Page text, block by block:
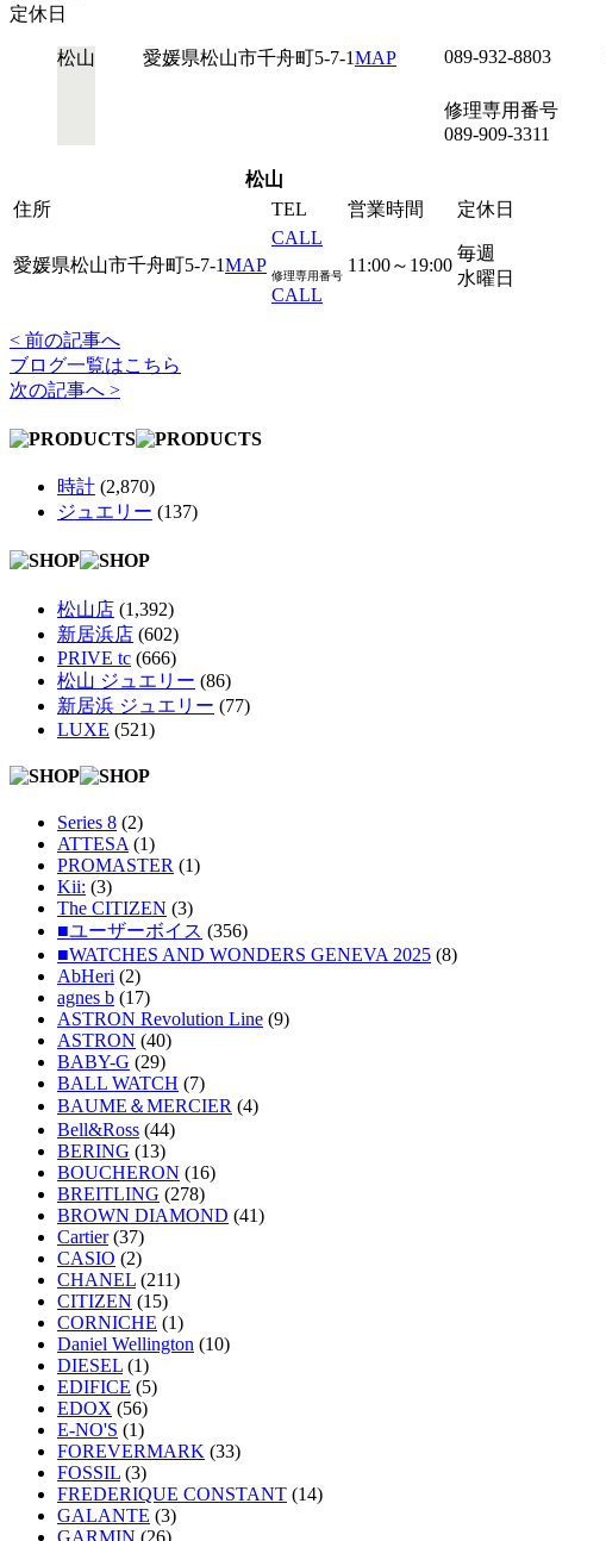
定休日
松山 愛媛県松山市千舟町5-7-1MAP 089-932-8803
修理専用番号
089-909-3311
松山
住所
TEL 営業時間 定休日
愛媛県松山市千舟町5-7-1MAP
CALL
修理専用番号
CALL
11:00～19:00
毎週
水曜日
< 前の記事へ
ブログ一覧はこちら
次の記事へ >
時計 (2,870)
ジュエリー (137)
松山店 (1,392)
新居浜店 (602)
PRIVE tc (666)
松山 ジュエリー (86)
新居浜 ジュエリー (77)
LUXE (521)
Series 8 (2)
ATTESA (1)
PROMASTER (1)
Kii: (3)
The CITIZEN (3)
■ユーザーボイス (356)
■WATCHES AND WONDERS GENEVA 2025 (8)
AbHeri (2)
agnes b (17)
ASTRON Revolution Line (9)
ASTRON (40)
BABY-G (29)
BALL WATCH (7)
BAUME＆MERCIER (4)
Bell&Ross (44)
BERING (13)
BOUCHERON (16)
BREITLING (278)
BROWN DIAMOND (41)
Cartier(37)
CASIO (2)
CHANEL (211)
CITIZEN (15)
CORNICHE (1)
Daniel Wellington (10)
DIESEL (1)
EDIFICE (5)
EDOX (56)
E-NO'S (1)
FOREVERMARK (33)
FOSSIL (3)
FREDERIQUE CONSTANT (14)
GALANTE (3)